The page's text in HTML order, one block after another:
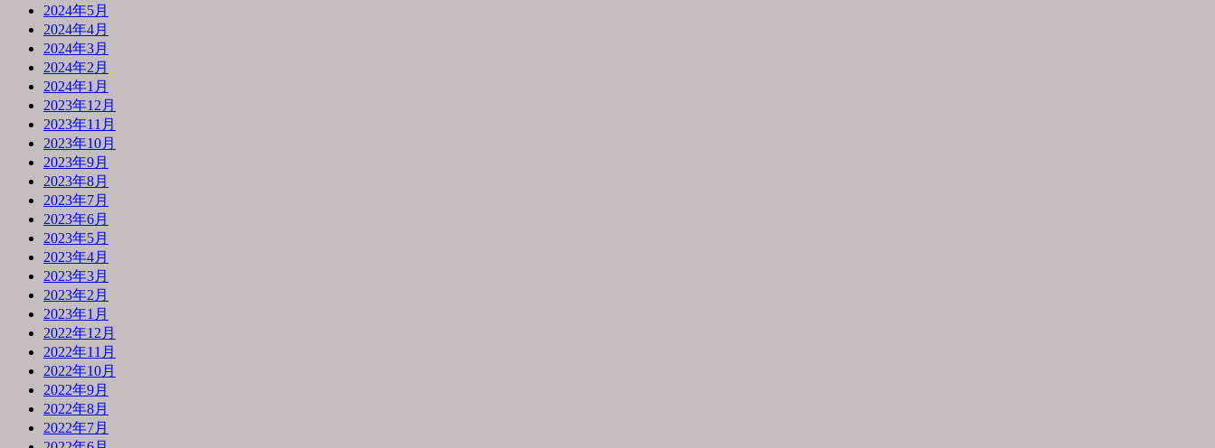
2024年5月
2024年4月
2024年3月
2024年2月
2024年1月
2023年12月
2023年11月
2023年10月
2023年9月
2023年8月
2023年7月
2023年6月
2023年5月
2023年4月
2023年3月
2023年2月
2023年1月
2022年12月
2022年11月
2022年10月
2022年9月
2022年8月
2022年7月